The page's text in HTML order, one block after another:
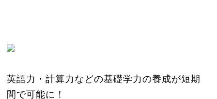
英語力・計算力などの基礎学力の養成が短期
間で可能に！